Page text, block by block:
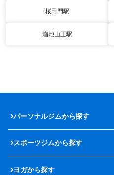
桜田門駅
溜池山王駅
パーソナルジムから探す
スポーツジムから探す
ヨガから探す